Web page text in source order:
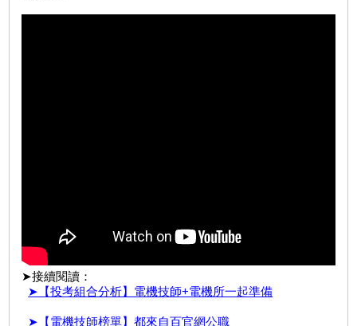
➤接續閱讀：
➤【投考組合分析】電機技師+電機所一起準備
➤【電機技師榜單】都來自百官網公職